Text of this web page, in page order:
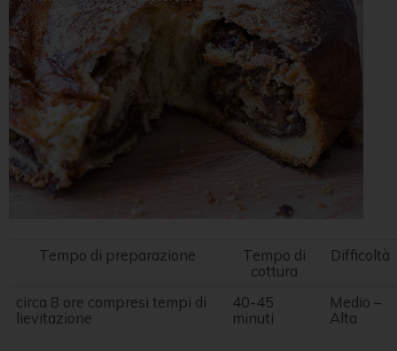
Tempo di preparazione
Tempo di
cottura
Difficoltà
circa 8 ore compresi tempi di
lievitazione
40-45
minuti
Medio –
Alta